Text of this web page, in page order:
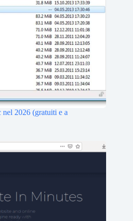
2026 (gratuiti e a